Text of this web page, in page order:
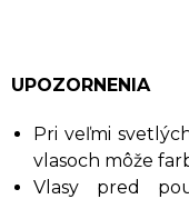
UPOZORNENIA
Pri veľmi
vlasoch môže
Vlasy pred